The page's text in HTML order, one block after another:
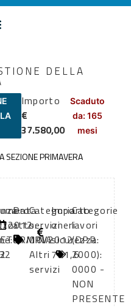
DELLA
Importo
€
37.580,00
Scaduto
da: 165
mesi
SEZIONE PRIMAVERA
2012
Data
atto:
04/10/2012
Categoria
servizi
CPV:
Altri
servizi
Importo
oneri
sicurezza:
751,6
Categorie
lavori
(DPR
2000):
0000 -
NON
PRESENTE